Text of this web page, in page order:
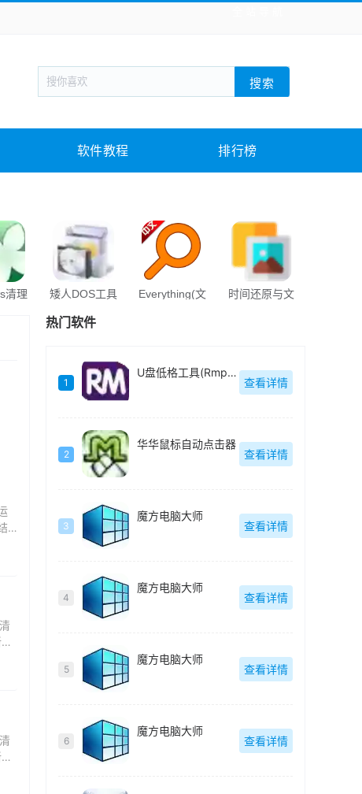
新闻阅读 旅游出行 生活实用
回合网游 战棋游戏 枪战射击
教育教学 游戏娱乐 系统软件 素材下载
搜索
软件教程 排行榜
清理
矮人DOS工具
Everything(文
时间还原与文
热门软件
1
U盘低格工具(Rmprepusb)
查看详情
2
华华鼠标自动点击器
查看详情
3
魔方电脑大师
查看详情
4
魔方电脑大师
查看详情
5
魔方电脑大师
查看详情
6
魔方电脑大师
查看详情